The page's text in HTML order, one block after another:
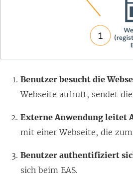
Benutzer besucht die
Webseite aufruft, sendet
Externe Anwendung leitet
mit einer Webseite, die
Benutzer authentifiziert
sich beim EAS.